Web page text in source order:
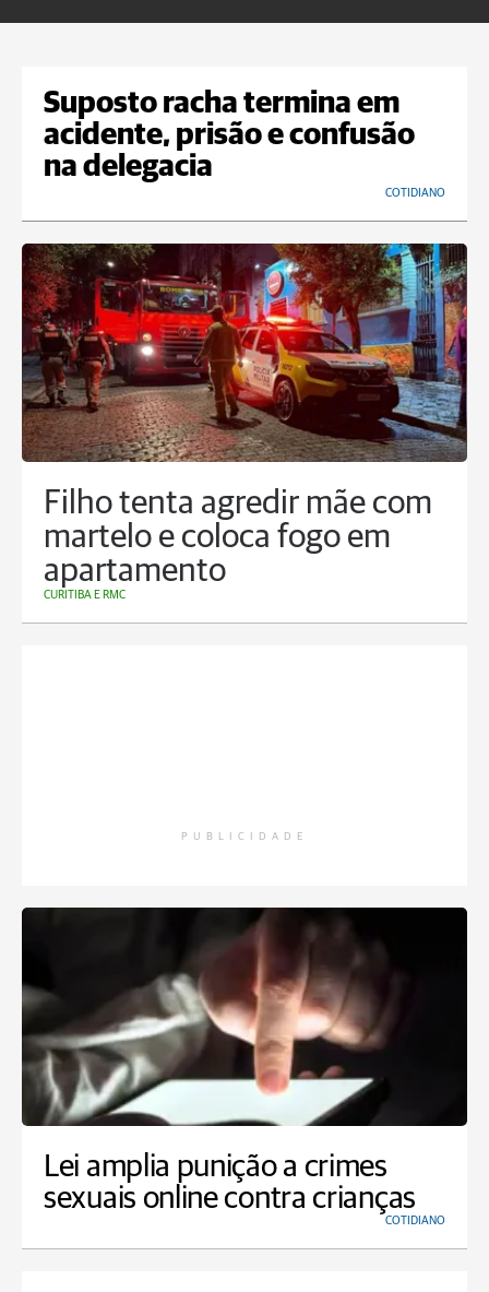
Suposto racha termina em
acidente, prisão e confusão
na delegacia
COTIDIANO
Filho tenta agredir mãe com
martelo e coloca fogo em
apartamento
CURITIBA E RMC
PUBLICIDADE
Lei amplia punição a crimes
sexuais online contra crianças
COTIDIANO